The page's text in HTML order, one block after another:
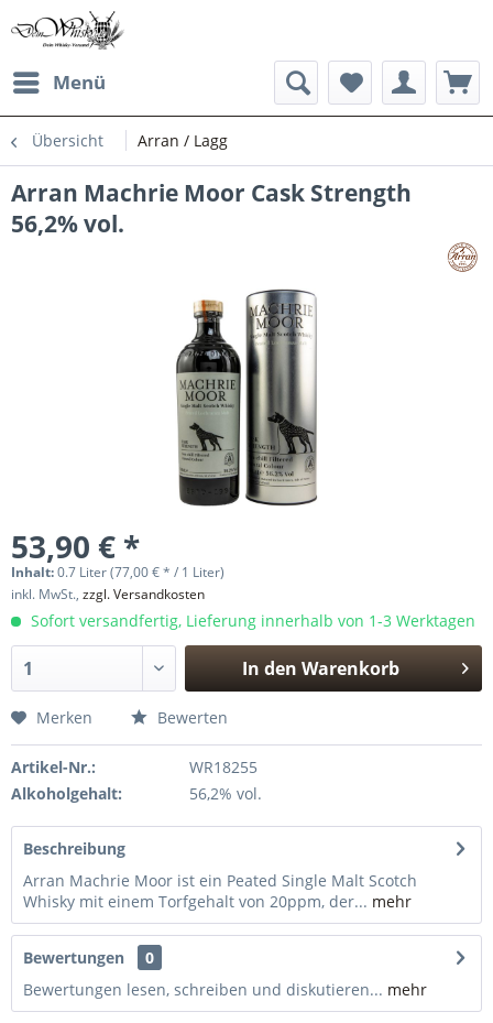
Menü
Übersicht Arran / Lagg
Arran Machrie Moor Cask Strength
56,2% vol.
53,90 € *
Inhalt:0.7 Liter (77,00 € * / 1 Liter)
inkl. MwSt., zzgl. Versandkosten
Sofort versandfertig, Lieferung innerhalb von 1-3 Werktagen
In den Warenkorb
Merken Bewerten
Artikel-Nr.:
WR18255
Alkoholgehalt:
56,2% vol.
Beschreibung
Arran Machrie Moor ist ein Peated Single Malt Scotch
Whisky mit einem Torfgehalt von 20ppm, der... mehr
Bewertungen
0
Bewertungen lesen, schreiben und diskutieren... mehr